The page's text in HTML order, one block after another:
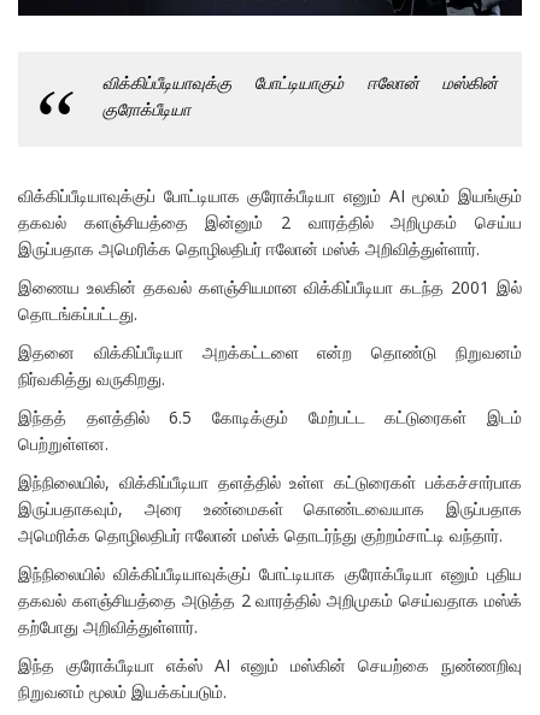
விக்கிப்பீடியாவுக்கு போட்டியாகும் ஈலோன் மஸ்கின்
குரோக்பீடியா
விக்கிப்பீடியாவுக்குப் போட்டியாக குரோக்பீடியா எனும் AI மூலம் இயங்கும்
தகவல் களஞ்சியத்தை இன்னும் 2 வாரத்தில் அறிமுகம் செய்ய
இருப்பதாக அமெரிக்க தொழிலதிபர் ஈலோன் மஸ்க் அறிவித்துள்ளார்.
இணைய உலகின் தகவல் களஞ்சியமான விக்கிப்பீடியா கடந்த 2001 இல்
தொடங்கப்பட்டது.
இதனை விக்கிப்பீடியா அறக்கட்டளை என்ற தொண்டு நிறுவனம்
நிர்வகித்து வருகிறது.
இந்தத் தளத்தில் 6.5 கோடிக்கும் மேற்பட்ட கட்டுரைகள் இடம்
பெற்றுள்ளன.
இந்நிலையில், விக்கிப்பீடியா தளத்தில் உள்ள கட்டுரைகள் பக்கச்சார்பாக
இருப்பதாகவும், அரை உண்மைகள் கொண்டவையாக இருப்பதாக
அமெரிக்க தொழிலதிபர் ஈலோன் மஸ்க் தொடர்ந்து குற்றம்சாட்டி வந்தார்.
இந்நிலையில் விக்கிப்பீடியாவுக்குப் போட்டியாக குரோக்பீடியா எனும் புதிய
தகவல் களஞ்சியத்தை அடுத்த 2 வாரத்தில் அறிமுகம் செய்வதாக மஸ்க்
தற்போது அறிவித்துள்ளார்.
இந்த குரோக்பீடியா எக்ஸ் AI எனும் மஸ்கின் செயற்கை நுண்ணறிவு
நிறுவனம் மூலம் இயக்கப்படும்.